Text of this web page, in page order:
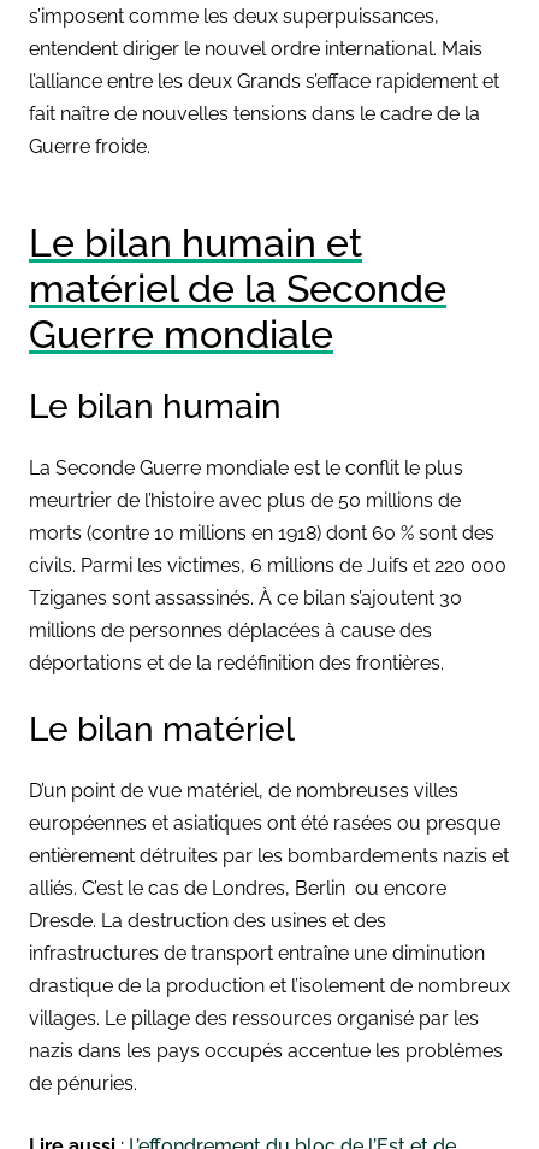
s’imposent comme les deux superpuissances,
entendent diriger le nouvel ordre international. Mais
l’alliance entre les deux Grands s’efface rapidement et
fait naître de nouvelles tensions dans le cadre de la
Guerre froide.
Le bilan humain et
matériel de la Seconde
Guerre mondiale
Le bilan humain
La Seconde Guerre mondiale est le conflit le plus
meurtrier de l’histoire avec plus de 50 millions de
morts (contre 10 millions en 1918) dont 60 % sont des
civils. Parmi les victimes, 6 millions de Juifs et 220 000
Tziganes sont assassinés. À ce bilan s’ajoutent 30
millions de personnes déplacées à cause des
déportations et de la redéfinition des frontières.
Le bilan matériel
D’un point de vue matériel, de nombreuses villes
européennes et asiatiques ont été rasées ou presque
entièrement détruites par les bombardements nazis et
alliés. C’est le cas de Londres, Berlin ou encore
Dresde. La destruction des usines et des
infrastructures de transport entraîne une diminution
drastique de la production et l’isolement de nombreux
villages. Le pillage des ressources organisé par les
nazis dans les pays occupés accentue les problèmes
de pénuries.